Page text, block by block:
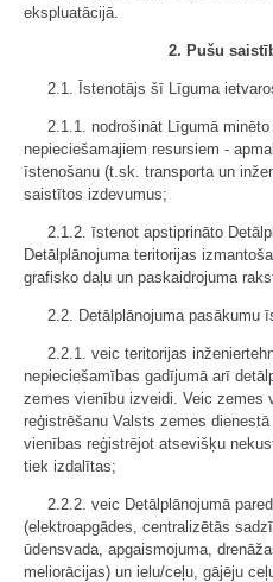
ekspluatācijā.
2. Pušu
2.1. Īstenotājs šī Līguma
2.1.1. nodrošināt Līgumā
nepieciešamajiem resursiem -
īstenošanu (t.sk. transporta un
saistītos izdevumus;
2.1.2. īstenot apstiprināto
Detālplānojuma teritorijas
grafisko daļu un paskaidrojuma
2.2. Detālplānojuma pasākumu
2.2.1. veic teritorijas
nepieciešamības gadījumā arī
zemes vienību izveidi. Veic zemes
reģistrēšanu Valsts zemes
vienības reģistrējot atsevišķu
tiek izdalītas;
2.2.2. veic Detālplānojumā
(elektroapgādes, centralizētās
ūdensvada, apgaismojuma,
meliorācijas) un ielu/ceļu, gājēju